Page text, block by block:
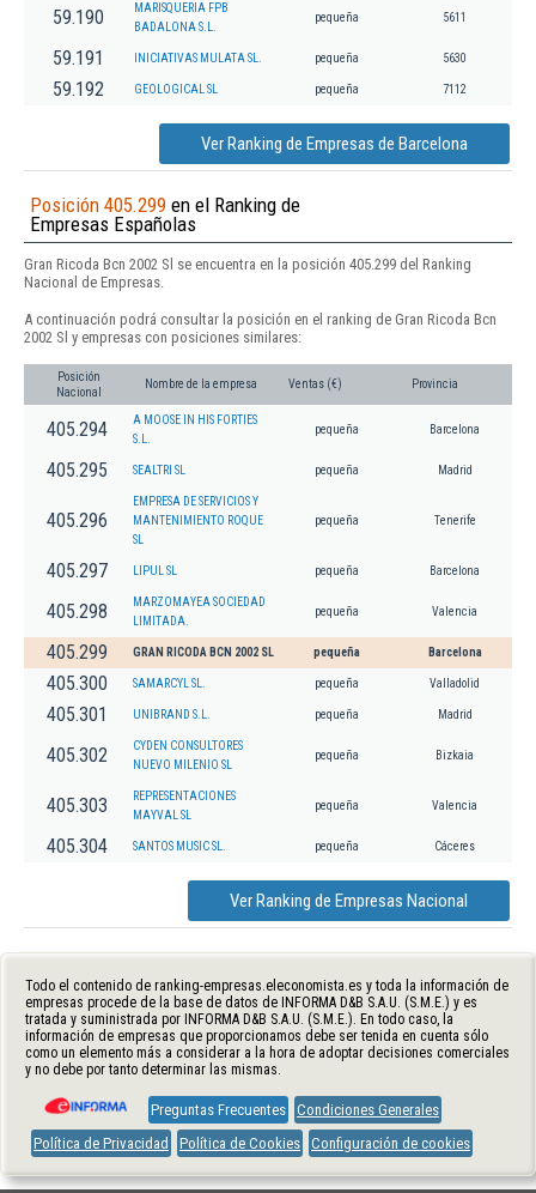
59.190
MARISQUERIA FPB
BADALONA S.L.
pequeña 5611
59.191 INICIATIVAS MULATA SL. pequeña 5630
59.192 GEOLOGICAL SL pequeña 7112
Ver Ranking de Empresas de Barcelona
Posición 405.299 en el Ranking de
Empresas Españolas
Gran Ricoda Bcn 2002 Sl se encuentra en la posición 405.299 del Ranking
Nacional de Empresas.
A continuación podrá consultar la posición en el ranking de Gran Ricoda Bcn
2002 Sl y empresas con posiciones similares:
Posición
Nacional
Nombre de la empresa Ventas (€) Provincia
405.294
A MOOSE IN HIS FORTIES
S.L.
pequeña Barcelona
405.295 SEALTRI SL pequeña Madrid
405.296
EMPRESA DE SERVICIOS Y
MANTENIMIENTO ROQUE
SL
pequeña Tenerife
405.297 LIPUL SL pequeña Barcelona
405.298
MARZOMAYEA SOCIEDAD
LIMITADA.
pequeña Valencia
405.299 GRAN RICODA BCN 2002 SL pequeña Barcelona
405.300 SAMARCYL SL. pequeña Valladolid
405.301 UNIBRAND S.L. pequeña Madrid
405.302
CYDEN CONSULTORES
NUEVO MILENIO SL
pequeña Bizkaia
405.303
REPRESENTACIONES
MAYVAL SL
pequeña Valencia
405.304 SANTOS MUSIC SL. pequeña Cáceres
Ver Ranking de Empresas Nacional
Todo el contenido de ranking-empresas.eleconomista.es y toda la información de
empresas procede de la base de datos de INFORMA D&B S.A.U. (S.M.E.) y es
tratada y suministrada por INFORMA D&B S.A.U. (S.M.E.). En todo caso, la
información de empresas que proporcionamos debe ser tenida en cuenta sólo
como un elemento más a considerar a la hora de adoptar decisiones comerciales
y no debe por tanto determinar las mismas.
Preguntas Frecuentes Condiciones Generales
Política de Privacidad
Política de Cookies Configuración de cookies